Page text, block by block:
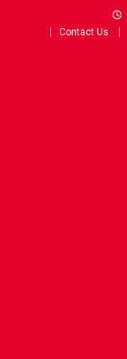
Contact Us